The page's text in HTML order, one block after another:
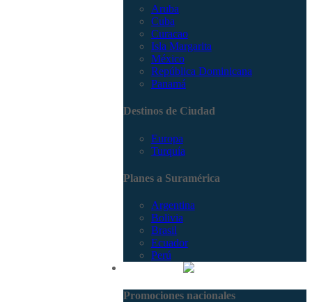
Aruba
Cuba
Curacao
Isla Margarita
México
República Dominicana
Panamá
Destinos de Ciudad
Europa
Turquía
Planes a Suramérica
Argentina
Bolivia
Brasil
Ecuador
Perú
Promociones nacionales